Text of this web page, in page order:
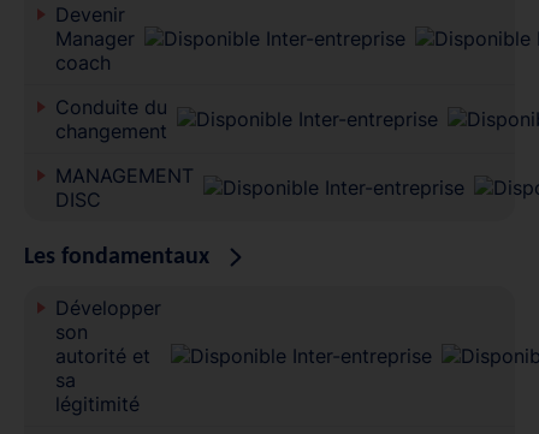
Devenir
Manager
coach
Conduite du
changement
MANAGEMENT
DISC
Les fondamentaux
Développer
son
autorité et
sa
légitimité